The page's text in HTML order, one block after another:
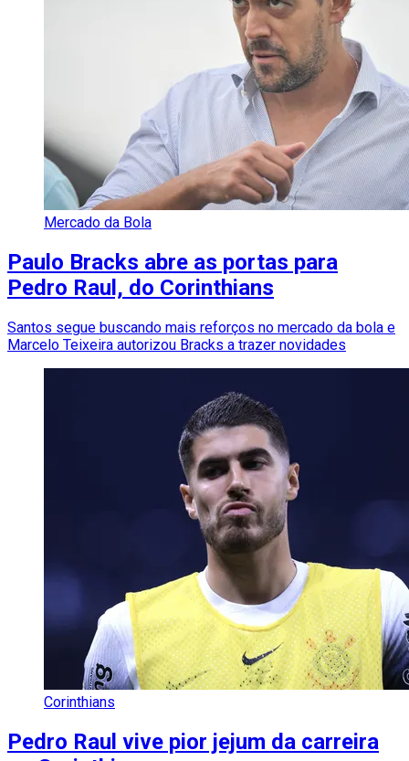
Mercado da Bola
Paulo Bracks abre as portas para
Pedro Raul, do Corinthians
Santos segue buscando mais reforços no mercado da bola e
Marcelo Teixeira autorizou Bracks a trazer novidades
Corinthians
Pedro Raul vive pior jejum da carreira